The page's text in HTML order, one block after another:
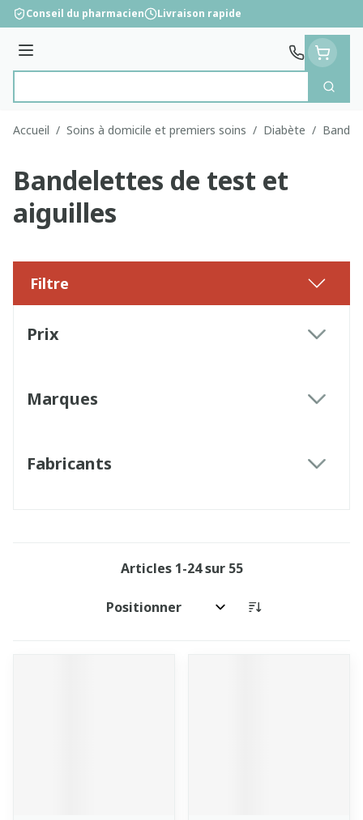
Aller au contenu
Conseil du pharmacien Livraison rapide
Menu
Accueil / Soins à domicile et premiers soins / Diabète /
Bandelettes de test et
aiguilles
Filtre
Prix
Marques
Fabricants
Articles 1-24sur 55
Trier par: